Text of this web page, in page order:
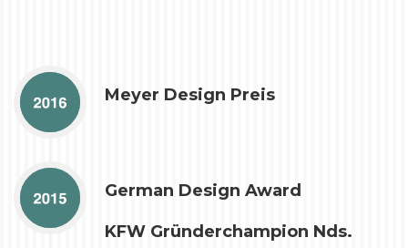
Meyer Design Preis
German Design Award
KFW Gründerchampion Nds.